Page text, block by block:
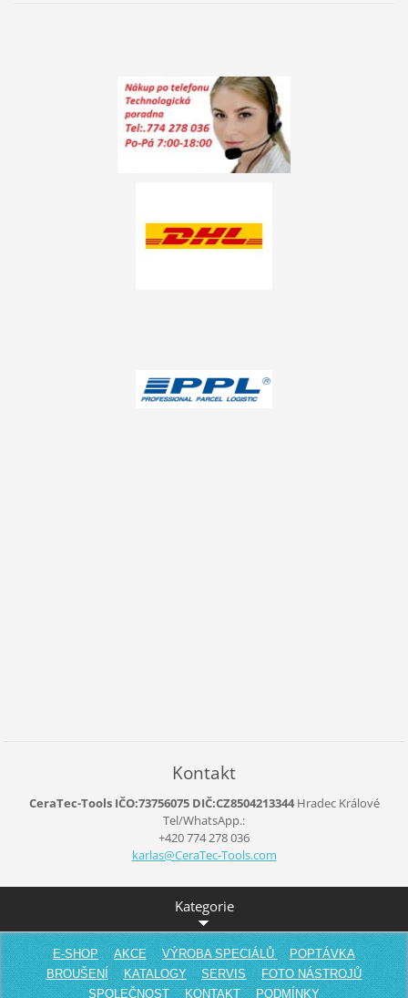
Kontakt
CeraTec-Tools IČO:73756075 DIČ:CZ8504213344Hradec Králové
Tel/WhatsApp.:
+420 774 278 036
karlas@CeraTec-Tools.com
Kategorie
E-SHOP AKCE VÝROBA SPECIÁLŮ
POPTÁVKA
BROUŠENÍ
KATALOGY SERVIS
FOTO NÁSTROJŮ
SPOLEČNOST
KONTAKT PODMÍNKY